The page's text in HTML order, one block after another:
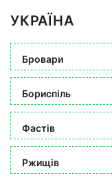
УКРАЇНА
Бровари
Бориспіль
Фастів
Ржищів